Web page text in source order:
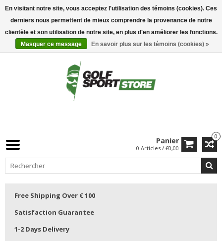
0
Panier
0 Articles / €0,00
Free Shipping Over € 100
Satisfaction Guarantee
1-2 Days Delivery
En visitant notre site, vous acceptez l'utilisation des témoins (cookies). Ces
derniers nous permettent de mieux comprendre la provenance de notre
clientèle et son utilisation de notre site, en plus d'en améliorer les fonctions.
Masquer ce message
En savoir plus sur les témoins (cookies) »